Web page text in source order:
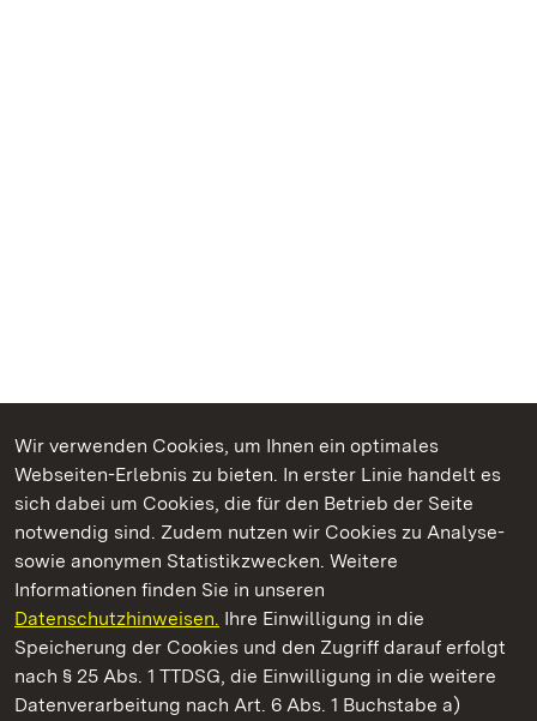
Wir verwenden Cookies, um Ihnen ein optimales
Webseiten-Erlebnis zu bieten. In erster Linie handelt es
sich dabei um Cookies, die für den Betrieb der Seite
notwendig sind. Zudem nutzen wir Cookies zu Analyse-
sowie anonymen Statistikzwecken. Weitere
Informationen finden Sie in unseren
Datenschutzhinweisen. Ihre Einwilligung in die
Speicherung der Cookies und den Zugriff darauf erfolgt
nach § 25 Abs. 1 TTDSG, die Einwilligung in die weitere
Datenverarbeitung nach Art. 6 Abs. 1 Buchstabe a)
Kommen. Staunen. Genießen.
Residenzschloss Rastatt
Staatliche Schlösser und Gärten Baden-Württemberg